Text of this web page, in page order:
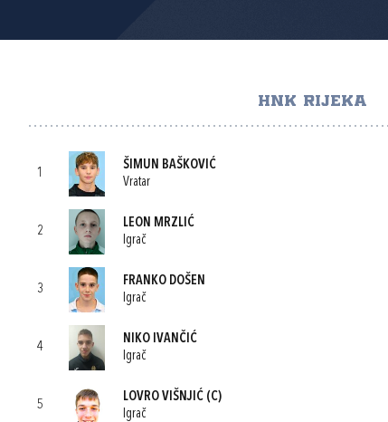
HNK RIJEKA
1
ŠIMUN BAŠKOVIĆ
Vratar
2
LEON MRZLIĆ
Igrač
3
FRANKO DOŠEN
Igrač
4
NIKO IVANČIĆ
Igrač
5
LOVRO VIŠNJIĆ (C)
Igrač